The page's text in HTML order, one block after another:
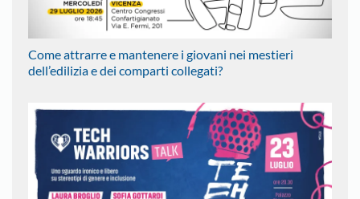
Come attrarre e mantenere i giovani nei mestieri
dell’edilizia e dei comparti collegati?